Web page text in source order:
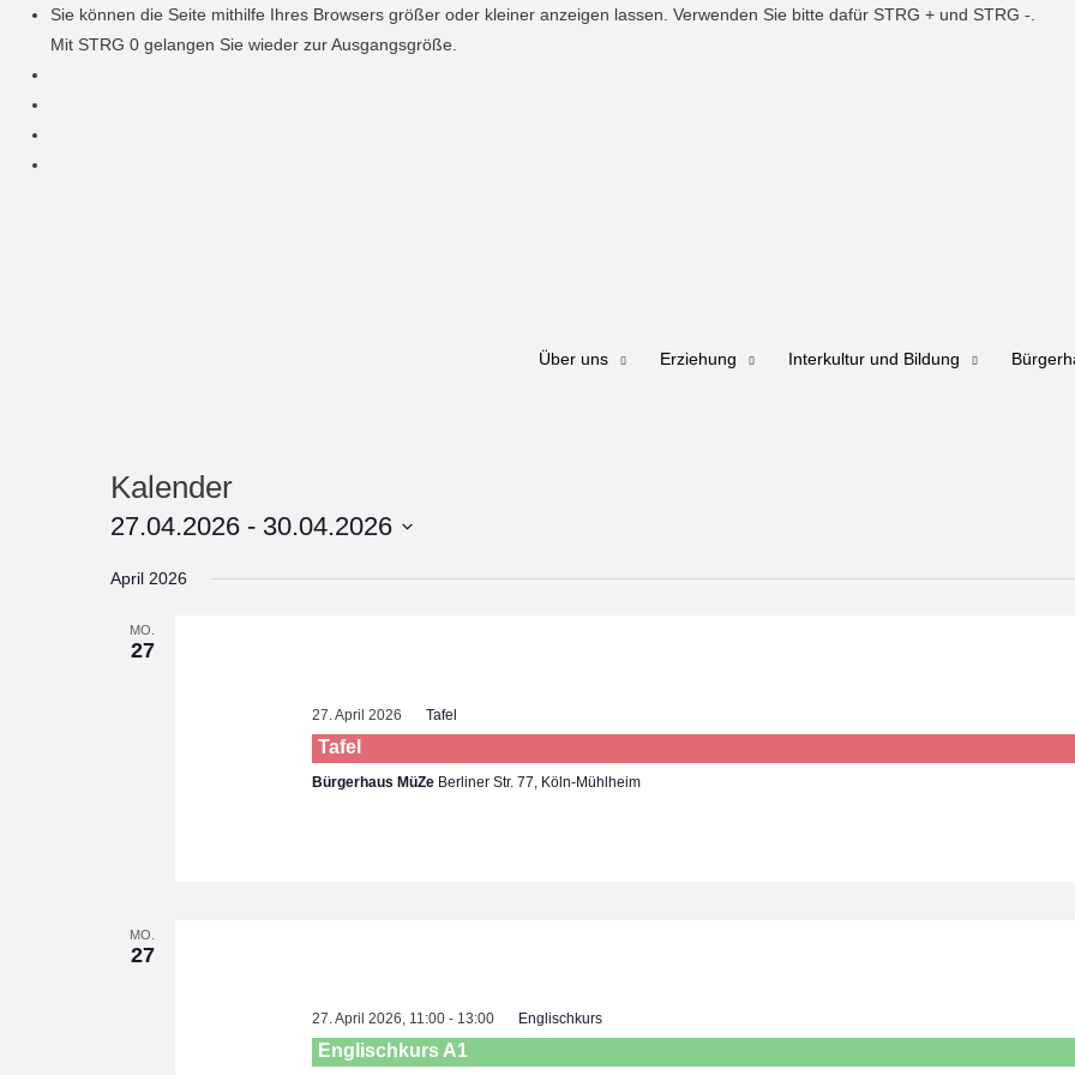
Sie können die Seite mithilfe Ihres Browsers größer oder kleiner anzeigen lassen. Verwenden Sie bitte dafür STRG + und STRG -.
Mit STRG 0 gelangen Sie wieder zur Ausgangsgröße.
Über uns Erziehung Interkultur und Bildung
Kalender
27.04.2026 - 30.04.2026
date.
April 2026
MO.
27
27. April 2026 Tafel
Tafel
Bürgerhaus MüZe Berliner Str. 77, Köln-Mühlheim
MO.
27
27. April 2026, 11:00- 13:00 Englischkurs
Englischkurs A1